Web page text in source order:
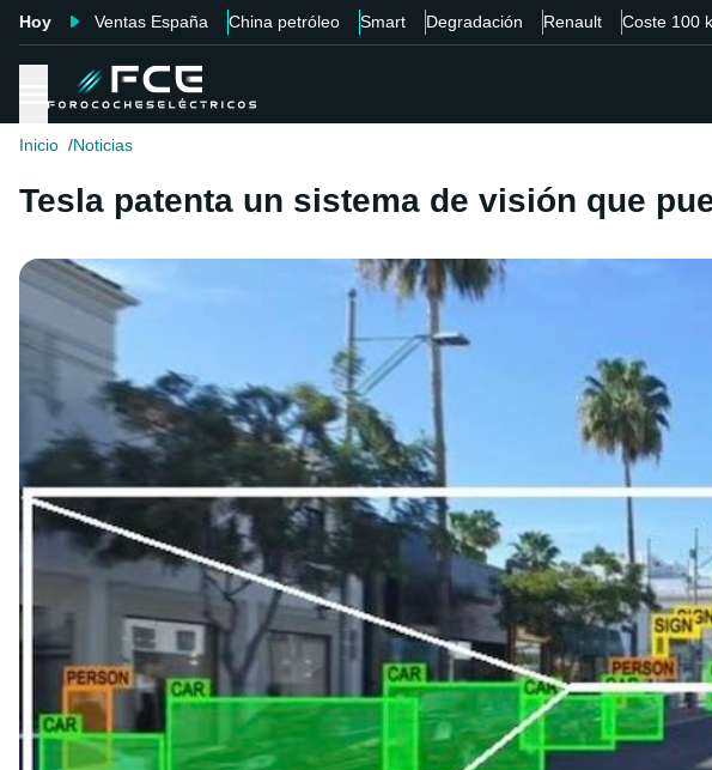
Hoy Ventas España China petróleo Smart Degradación Renault Coste 100
Inicio Noticias
Tesla patenta un sistema de visión que